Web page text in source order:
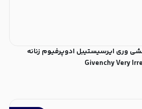
وری ایرسیستیبل ادوپرفیوم زنانه
Givenchy Very